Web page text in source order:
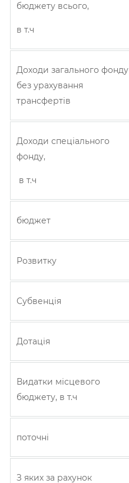
бюджету всього,
в т.ч
Доходи загального фонду
без урахування
трансфертів
Доходи спеціального
фонду,
в т.ч
бюджет
Розвитку
Субвенція
Дотація
Видатки місцевого
бюджету, в т.ч
поточні
З яких за рахунок